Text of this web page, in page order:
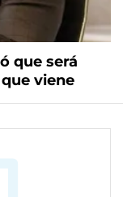
que será
viene